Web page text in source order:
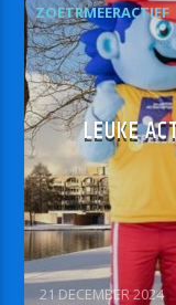
ZOETRMEERACTIEF
LEUKE
21 DECEMBER 2024